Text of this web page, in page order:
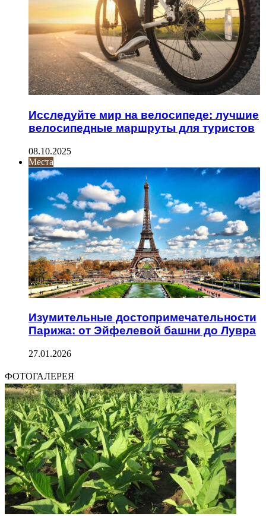
Исследуйте мир на велосипеде: лучшие
велосипедные маршруты для туристов
08.10.2025
Места
Изумительные достопримечательности
Парижа: от Эйфелевой башни до Лувра
27.01.2026
ФОТОГАЛЕРЕЯ